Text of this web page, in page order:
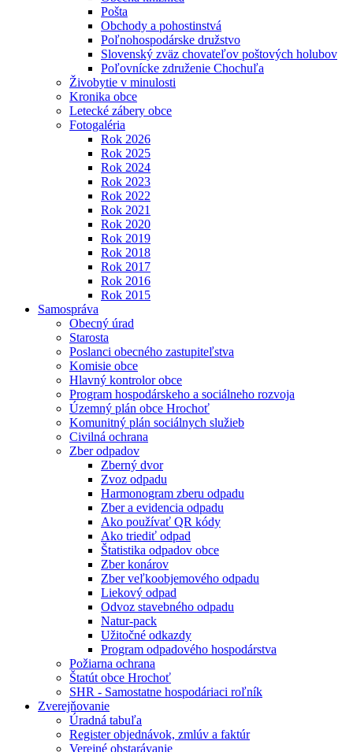
Pošta
Obchody a pohostinstvá
Poľnohospodárske družstvo
Slovenský zväz chovateľov poštových holubov
Poľovnícke združenie Chochuľa
Živobytie v minulosti
Kronika obce
Letecké zábery obce
Fotogaléria
Rok 2026
Rok 2025
Rok 2024
Rok 2023
Rok 2022
Rok 2021
Rok 2020
Rok 2019
Rok 2018
Rok 2017
Rok 2016
Rok 2015
Samospráva
Obecný úrad
Starosta
Poslanci obecného zastupiteľstva
Komisie obce
Hlavný kontrolor obce
Program hospodárskeho a sociálneho rozvoja
Územný plán obce Hrochoť
Komunitný plán sociálnych služieb
Civilná ochrana
Zber odpadov
Zberný dvor
Zvoz odpadu
Harmonogram zberu odpadu
Zber a evidencia odpadu
Ako používať QR kódy
Ako triediť odpad
Štatistika odpadov obce
Zber konárov
Zber veľkoobjemového odpadu
Liekový odpad
Odvoz stavebného odpadu
Natur-pack
Užitočné odkazdy
Program odpadového hospodárstva
Požiarna ochrana
Štatút obce Hrochoť
SHR - Samostatne hospodáriaci roľník
Zverejňovanie
Úradná tabuľa
Register objednávok, zmlúv a faktúr
Verejné obstarávanie